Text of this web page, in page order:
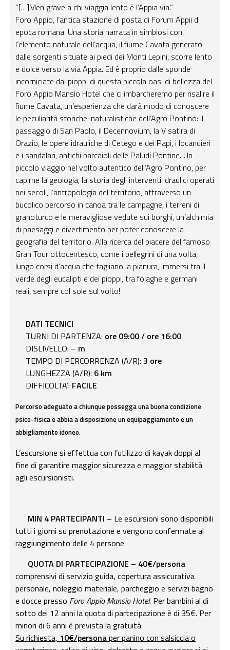
“[…]Men grave a chi viaggia lento è l’Appia via.”
Foro Appio, l’antica stazione di posta di Forum Appii di
epoca romana. Una storia narrata in simbiosi con
l’elemento naturale dell’acqua, il fiume Cavata generato
dalle sorgenti situate ai piedi dei Monti Lepini, scorre lento
e dolce verso la via Appia. Ed è proprio dalle sponde
incorniciate dai pioppi di questa piccola oasi di bellezza del
Foro Appio Mansio Hotel che ci imbarcheremo per risalire il
fiume Cavata, un’esperienza che darà modo di conoscere
le peculiarità storiche-naturalistiche dell’Agro Pontino: il
passaggio di San Paolo, il Decennovium, la V satira di
Orazio, le opere idrauliche di Cetego e dei Papi, i locandieri
e i sandalari, antichi barcaioli delle Paludi Pontine. Un
piccolo viaggio nel volto autentico dell’Agro Pontino, per
capirne la geologia, la storia degli interventi idraulici operati
nei secoli, l’antropologia del territorio, attraverso un
bucolico percorso in canoa tra le campagne, i terreni di
granoturco e le meravigliose vedute sui borghi, un’alchimia
di paesaggi e divertimento per poter conoscere la
geografia del territorio. Alla ricerca del piacere del famoso
Gran Tour ottocentesco, come i pellegrini di una volta,
lungo corsi d’acqua che tagliano la pianura, immersi tra il
verde degli eucalipti e dei pioppi, tra folaghe e germani
reali, sempre col sole sul volto!
DATI TECNICI
TURNI DI PARTENZA: ore 09:00 / ore 16:00
DISLIVELLO: – m
TEMPO DI PERCORRENZA (A/R): 3 ore
LUNGHEZZA (A/R): 6 km
DIFFICOLTA’: FACILE
Percorso adeguato a chiunque possegga una buona condizione
psico-fisica e abbia a disposizione un equipaggiamento e un
abbigliamento idoneo.
L’escursione si effettua con l’utilizzo di kayak doppi al
fine di garantire maggior sicurezza e maggior stabilità
agli escursionisti.
MIN 4 PARTECIPANTI – Le escursioni sono disponibili
tutti i giorni su prenotazione e vengono confermate al
raggiungimento delle 4 persone
QUOTA DI PARTECIPAZIONE – 40€/persona
comprensivi di servizio guida, copertura assicurativa
personale, noleggio materiale, parcheggio e servizi bagno
e docce presso Foro Appio Mansio Hotel. Per bambini al di
sotto dei 12 anni la quota di partecipazione è di 35€. Per
minori di 6 anni è prevista la gratuità.
Su richiesta, ⁠ 10€/personaper panino con salsiccia o